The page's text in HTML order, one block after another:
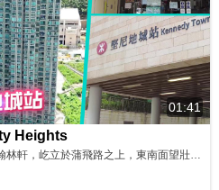
01:41
Heights
距離港鐵堅尼地城站數分鐘步程的翰林軒，屹立於蒲飛路之上，東南面望壯麗的龍虎山，而西北面就享有開揚市景，部份中高層單位還可以眺望維港景色，整體居住環境舒適。 同區筍盤： https://bit.ly/3AWdlTb 鄰近中原地產分行: 西半山樂信臺分行B組 28580146 西半山蔚然分行 28030373 西半山干德道華麗閣分行B組 25463677 西半山寶珊道分行 251...